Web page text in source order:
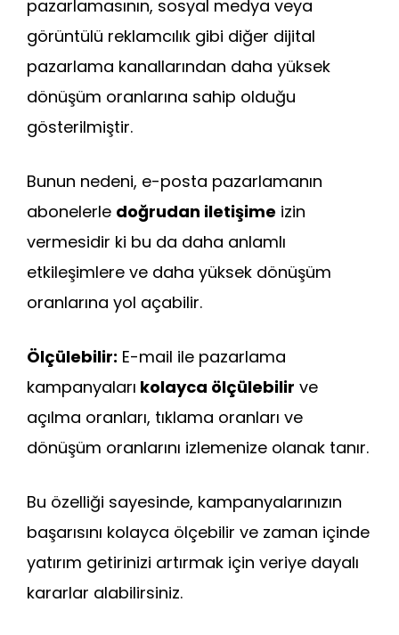
pazarlamasının, sosyal medya veya
görüntülü reklamcılık gibi diğer dijital
pazarlama kanallarından daha yüksek
dönüşüm oranlarına sahip olduğu
gösterilmiştir.
Bunun nedeni, e-posta pazarlamanın
abonelerle doğrudan iletişime izin
vermesidir ki bu da daha anlamlı
etkileşimlere ve daha yüksek dönüşüm
oranlarına yol açabilir.
Ölçülebilir: E-mail ile pazarlama
kampanyaları kolayca ölçülebilir ve
açılma oranları, tıklama oranları ve
dönüşüm oranlarını izlemenize olanak tanır.
Bu özelliği sayesinde, kampanyalarınızın
başarısını kolayca ölçebilir ve zaman içinde
yatırım getirinizi artırmak için veriye dayalı
kararlar alabilirsiniz.